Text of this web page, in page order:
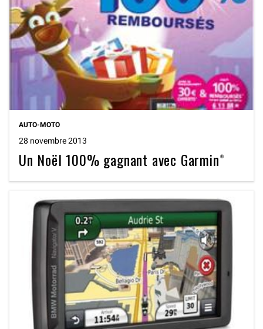
AUTO-MOTO
28 novembre 2013
Un Noël 100% gagnant avec Garmin®